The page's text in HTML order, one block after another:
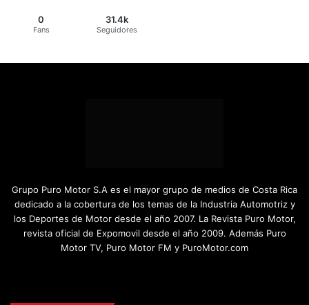
0
Fans
31.4k
Seguidores
Grupo Puro Motor S.A es el mayor grupo de medios de Costa Rica
dedicado a la cobertura de los temas de la Industria Automotriz y
los Deportes de Motor desde el año 2007. La Revista Puro Motor,
revista oficial de Expomovil desde el año 2009. Además Puro
Motor TV, Puro Motor FM y PuroMotor.com